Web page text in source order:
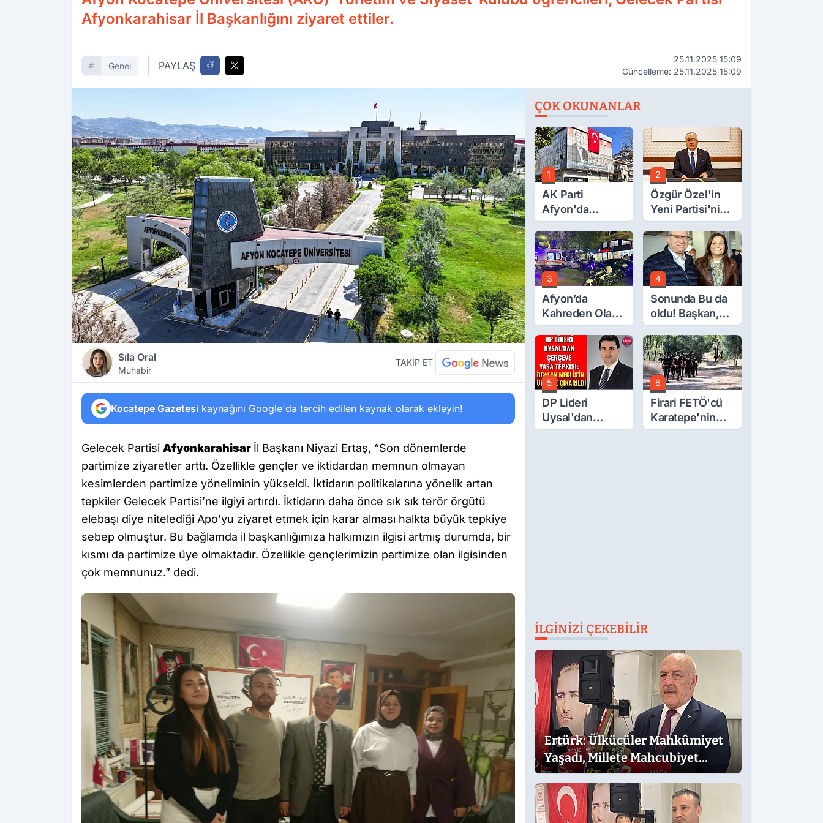
Afyonkarahisar İl Başkanlığını ziyaret ettiler.
Genel PAYLAŞ
25.11.2025 15:09
Güncelleme: 25.11.2025 15:09
Sıla Oral
Muhabir
TAKİP ET
Kocatepe Gazetesi kaynağını Google'da tercih edilen kaynak olarak ekleyin!
Gelecek Partisi Afyonkarahisar İl Başkanı Niyazi Ertaş, “Son dönemlerde
partimize ziyaretler arttı. Özellikle gençler ve iktidardan memnun olmayan
kesimlerden partimize yöneliminin yükseldi. İktidarın politikalarına yönelik artan
tepkiler Gelecek Partisi’ne ilgiyi artırdı. İktidarın daha önce sık sık terör örgütü
elebaşı diye nitelediği Apo’yu ziyaret etmek için karar alması halkta büyük tepkiye
sebep olmuştur. Bu bağlamda il başkanlığımıza halkımızın ilgisi artmış durumda, bir
kısmı da partimize üye olmaktadır. Özellikle gençlerimizin partimize olan ilgisinden
çok memnunuz.” dedi.
ÇOK OKUNANLAR
1
AK Parti
Afyon'da
Turgay Şahin'in
Ardından Bir
Şok Daha!
2
Özgür Özel'in
Yeni Partisi'nin
Afyon Başkanı
Belli Oldu
3
Afyon’da
Kahreden Olay:
6 Yaşındaki
Çocuk 6. Kattan
Düştü
4
Sonunda Bu da
oldu! Başkan,
Meclis Üyesini
Hobi
Bahçesinden
Attırdı
5
DP Lideri
Uysal'dan
Çerçeve Yasa
6
Firari FETÖ'cü
Karatepe'nin
Gösterdiği
İLGINIZI ÇEKEBILIR
Ertürk: Ülkücüler Mahkûmiyet
Yaşadı, Millete Mahcubiyet
Yaşamadı